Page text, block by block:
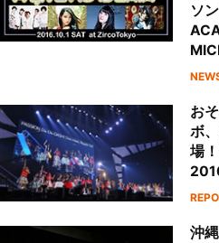
ソ
な
お
ボ
場
ト！
沖